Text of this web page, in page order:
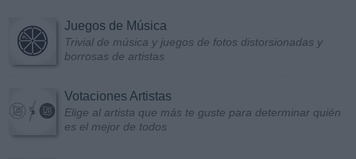
Juegos de Música
Trivial de música y juegos de fotos distorsionadas y
borrosas de artistas
Votaciones Artistas
Elige al artista que más te guste para determinar quién
es el mejor de todos